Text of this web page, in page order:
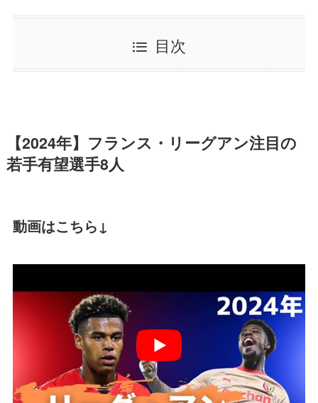
目次
【2024年】フランス・リーグアン注目の
若手有望選手8人
動画はこちら↓